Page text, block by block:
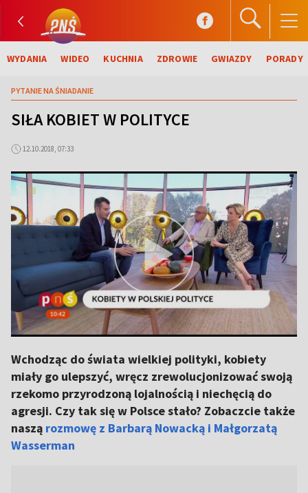
WYDANIA WIDEO KUCHNIA ZDROWIE GWIAZDY PORADY
PYTANIE NA ŚNIADANIE
SIŁA KOBIET W POLITYCE
12.10.2018, 07:33
Wchodząc do świata wielkiej polityki, kobiety
miały go ulepszyć, wręcz zrewolucjonizować swoją
rzekomo przyrodzoną lojalnością i niechęcią do
agresji. Czy tak się w Polsce stało? Zobaczcie także
naszą rozmowę z Barbarą Nowacką i Małgorzatą
Wasserman